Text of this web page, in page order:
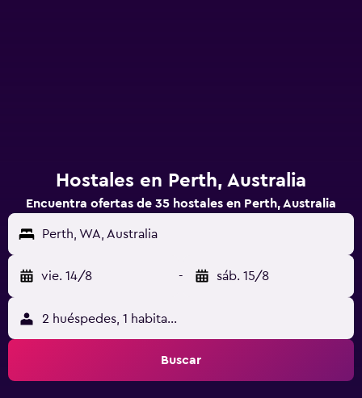
Hostales en Perth, Australia
Encuentra ofertas de 35 hostales en Perth, Australia
Perth, WA, Australia
vie. 14/8 - sáb. 15/8
2 huéspedes, 1 habitación
Buscar